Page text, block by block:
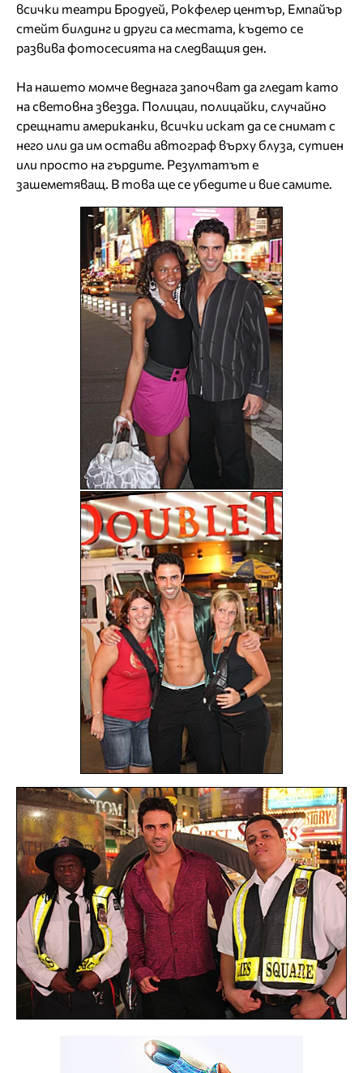
всички театри Бродуей, Рокфелер център, Емпайър
стейт билдинг и други са местата, където се
развива фотосесията на следващия ден.
На нашето момче веднага започват да гледат като
на световна звезда. Полицаи, полицайки, случайно
срещнати американки, всички искат да се снимат с
него или да им остави автограф върху блуза, сутиен
или просто на гърдите. Резултатът е
зашеметяващ. В това ще се убедите и вие самите.